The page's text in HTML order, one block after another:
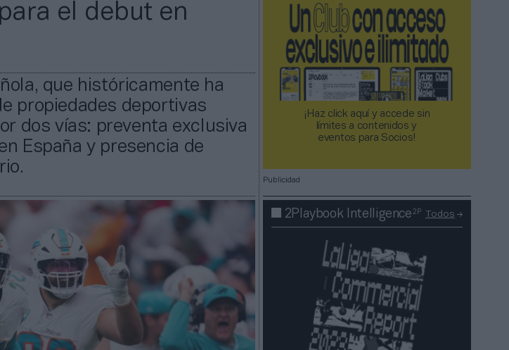
el debut en
que históricamente ha
propiedades deportivas
dos vías: preventa exclusiva
España y presencia de
¡Haz click aquí y accede sin
límites a contenidos y
eventos para Socios!​​​​​​​
Publicidad
2Playbook Intelligence2P Todos